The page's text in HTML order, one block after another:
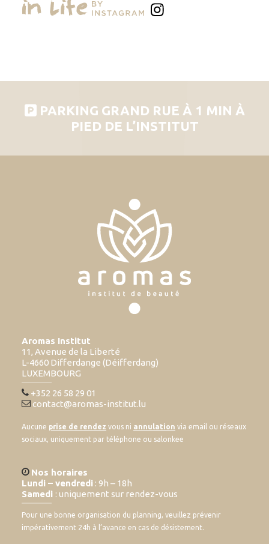
PARKING GRAND RUE À 1 MIN À
PIED DE L’INSTITUT
Aromas Institut
11, Avenue de la Liberté
L-4660 Differdange (Déifferdang)
LUXEMBOURG
+352 26 58 29 01
contact@aromas-institut.lu
Aucune prise de rendez vous ni annulation via email ou réseaux
sociaux, uniquement par téléphone ou salonkee
Nos horaires
Lundi – vendredi : 9h – 18h
Samedi : uniquement sur rendez-vous
Pour une bonne organisation du planning, veuillez prévenir
impérativement 24h à l’avance en cas de désistement.